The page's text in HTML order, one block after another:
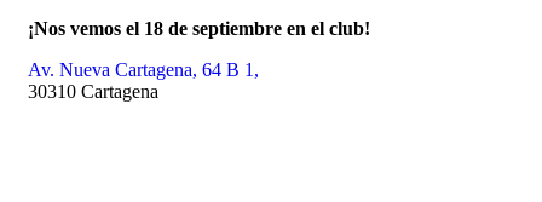
¡Nos vemos el 18 de septiembre en el club!
Av. Nueva Cartagena, 64 B 1,
30310 Cartagena